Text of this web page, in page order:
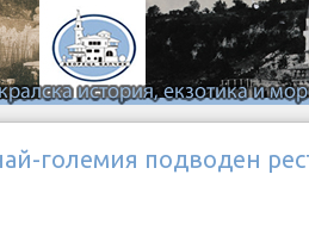
големия подводен